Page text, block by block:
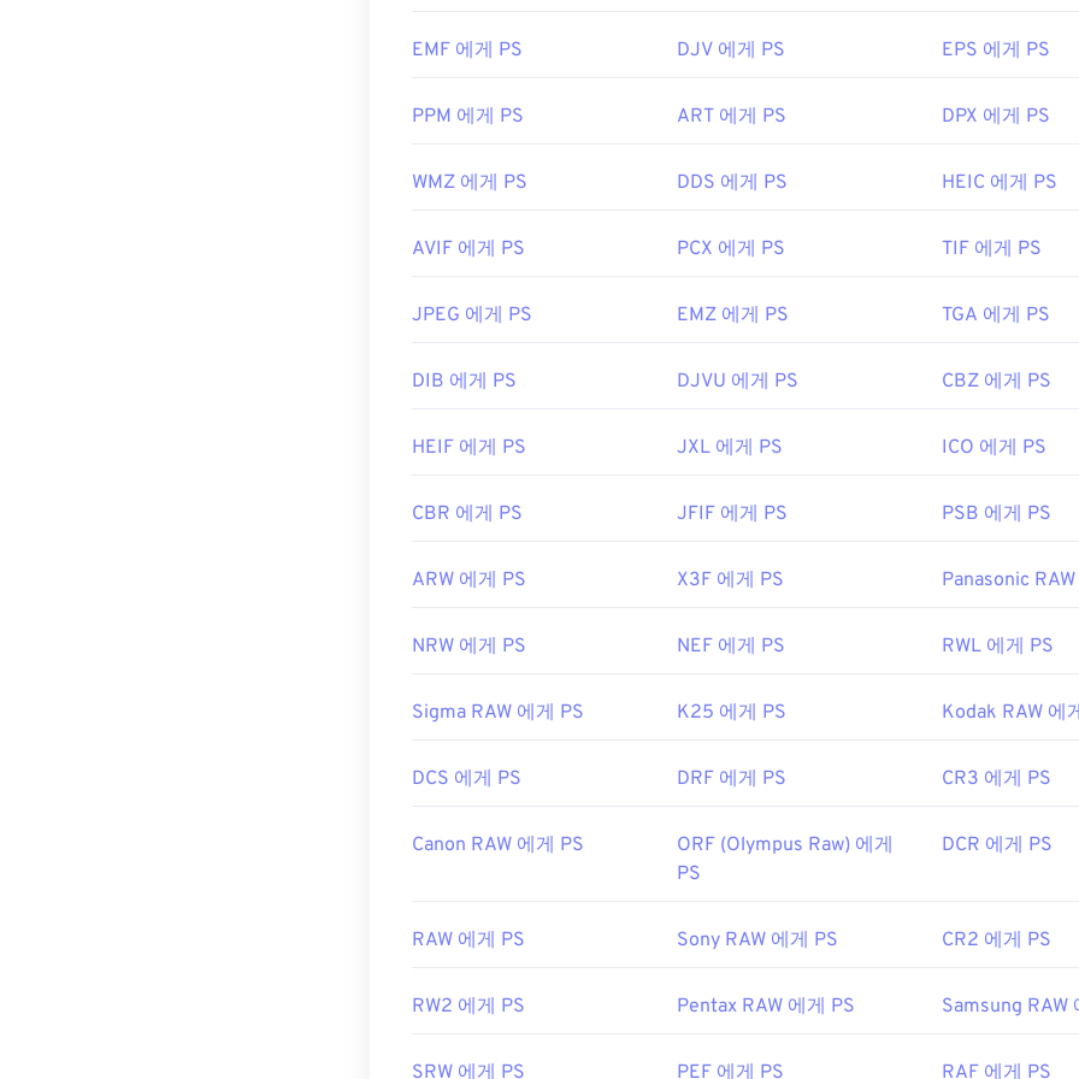
좋은 프로그램입니다. Microsoft Windows Live Photo Gallery와 같은 Microsoft
또는이미지 변환
도구를 사용하여 CRW 파일을 변환할 수 있습니다. 또한 Adobe
개발자:
Canon Inc.
유용한 링크:
EMF 에게 PS DJV 에게 PS EPS 에게 PS
PPM 에게 PS ART 에게 PS DPX 에게 PS
WMZ 에게 PS DDS 에게 PS HEIC 에게 PS
AVIF 에게 PS PCX 에게 PS TIF 에게 PS
JPEG 에게 PS EMZ 에게 PS TGA 에게 PS
DIB 에게 PS DJVU 에게 PS CBZ 에게 PS
HEIF 에게 PS JXL 에게 PS ICO 에게 PS
CBR 에게 PS JFIF 에게 PS PSB 에게 PS
ARW 에게 PS X3F 에게 PS Panasonic
NRW 에게 PS NEF 에게 PS RWL 에게 PS
Sigma RAW 에게 PS K25 에게 PS Kodak RAW 에
DCS 에게 PS DRF 에게 PS CR3 에게 PS
Canon RAW 에게 PS
ORF (Olympus Raw) 에게
PS
DCR 에게 PS
RAW 에게 PS Sony RAW 에게 PS CR2 에게 PS
RW2 에게 PS Pentax RAW 에게 PS Samsung RAW
SRW 에게 PS PEF 에게 PS RAF 에게 PS